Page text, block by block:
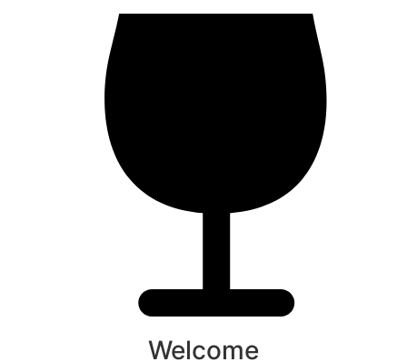
Welcome